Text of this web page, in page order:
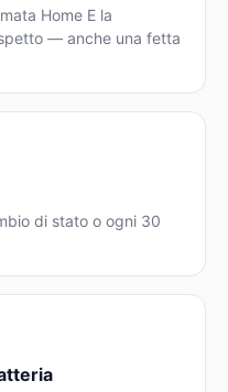
Home E la
— anche una fetta
di stato o ogni 30